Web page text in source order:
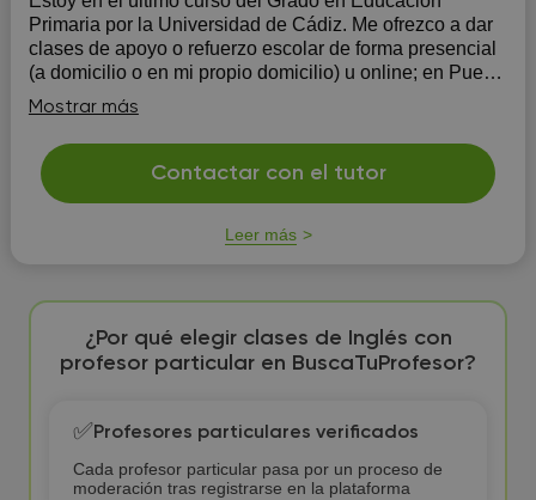
Primaria por la Universidad de Cádiz. Me ofrezco a dar
clases de apoyo o refuerzo escolar de forma presencial
(a domicilio o en mi propio domicilio) u online; en Puerto
Real o alrededores ...
Mostrar más
Contactar con el tutor
Leer más
¿Por qué elegir clases de Inglés con
profesor particular en BuscaTuProfesor?
✅Profesores particulares verificados
Cada profesor particular pasa por un proceso de
moderación tras registrarse en la plataforma